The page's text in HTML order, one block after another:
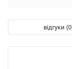
відгуки